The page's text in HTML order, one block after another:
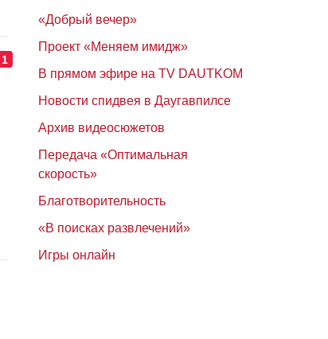
1
«Добрый вечер»
Проект «Меняем имидж»
В прямом эфире на TV DAUTKOM
Новости спидвея в Даугавпилсе
Архив видеосюжетов
Передача «Оптимальная
скорость»
Благотворительность
«В поисках развлечений»
Игры онлайн